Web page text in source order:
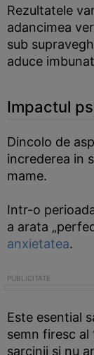
Rezultatele
adancimea
sub
aduce
Impactul
Dincolo de
increderea in
mame.
Intr-o
a arata
anxietatea.
Este esential
semn firesc
sarcinii si nu